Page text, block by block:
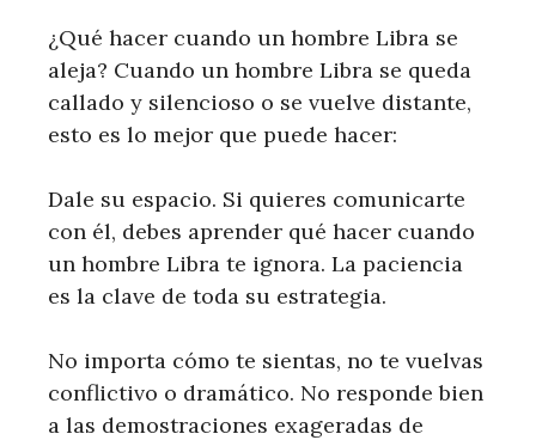
¿Qué hacer cuando un hombre Libra se
aleja? Cuando un hombre Libra se queda
callado y silencioso o se vuelve distante,
esto es lo mejor que puede hacer:
Dale su espacio. Si quieres comunicarte
con él, debes aprender qué hacer cuando
un hombre Libra te ignora. La paciencia
es la clave de toda su estrategia.
No importa cómo te sientas, no te vuelvas
conflictivo o dramático. No responde bien
a las demostraciones exageradas de